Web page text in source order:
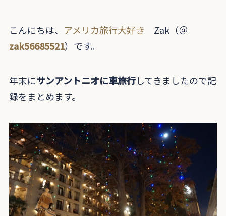
こんにちは、 アメリカ旅行大好き Zak（＠
zak56685521）です。
年末にサンアントニオに車旅行してきましたので記
録をまとめます。